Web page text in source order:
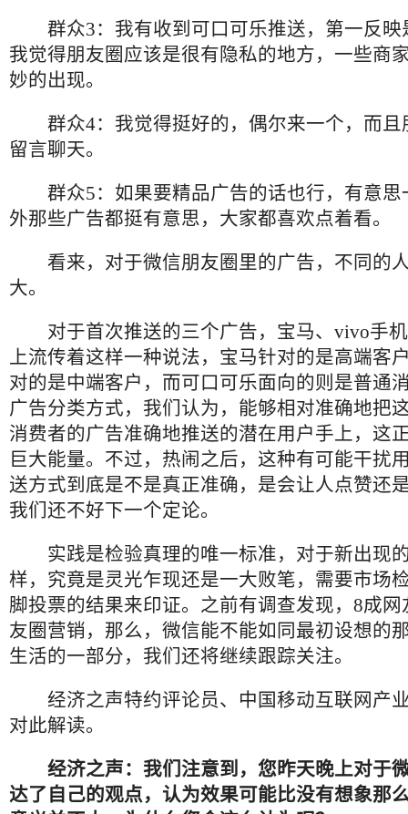
群众3：我有收到可口可乐推送，第一反映
我觉得朋友圈应该是很有隐私的地方，一些商
妙的出现。
群众4：我觉得挺好的，偶尔来一个，而且
留言聊天。
群众5：如果要精品广告的话也行，有意思
外那些广告都挺有意思，大家都喜欢点着看。
看来，对于微信朋友圈里的广告，不同的
大。
对于首次推送的三个广告，宝马、vivo手机
上流传着这样一种说法，宝马针对的是高端客
对的是中端客户，而可口可乐面向的则是普通
广告分类方式，我们认为，能够相对准确地把
消费者的广告准确地推送的潜在用户手上，这
巨大能量。不过，热闹之后，这种有可能干扰
送方式到底是不是真正准确，是会让人点赞还
我们还不好下一个定论。
实践是检验真理的唯一标准，对于新出现
样，究竟是灵光乍现还是一大败笔，需要市场
脚投票的结果来印证。之前有调查发现，8成
友圈营销，那么，微信能不能如同最初设想的
生活的一部分，我们还将继续跟踪关注。
经济之声特约评论员、中国移动互联网产
对此解读。
经济之声：我们注意到，您昨天晚上对于
达了自己的观点，认为效果可能比没有想象那